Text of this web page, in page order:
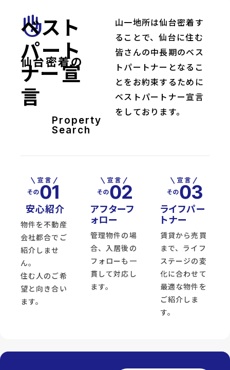
front_hand
仙台密着の
ベスト
パート
ナー宣
言
Property
Search
山一地所は仙台密着す
ることで、仙台に住む
皆さんの中長期のベス
トパートナーとなるこ
とをお約束するために
ベストパートナー宣言
をしております。
安心紹介
物件を不動産
会社都合でご
紹介しませ
ん。
住む人のご希
望と向き合い
ます。
アフターフ
ォロー
管理物件の場
合、入居後の
フォローも一
貫して対応し
ます。
ライフパー
トナー
賃貸から売買
まで、ライフ
ステージの変
化に合わせて
最適な物件を
ご紹介しま
す。